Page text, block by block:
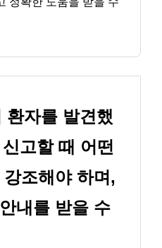
환자를 발견했
고할 때 어떤
조해야 하며,
내를 받을 수